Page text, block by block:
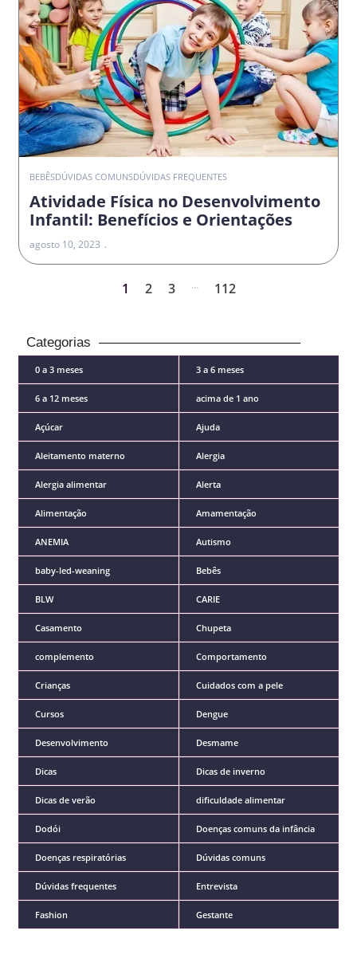
BEBÊSDÚVIDAS COMUNSDÚVIDAS FREQUENTES
Atividade Física no Desenvolvimento
Infantil: Benefícios e Orientações
agosto 10, 2023
1 2 3 ... 112
Categorias
0 a 3 meses 3 a 6 meses
6 a 12 meses acima de 1 ano
Açúcar Ajuda
Aleitamento materno Alergia
Alergia alimentar Alerta
Alimentação Amamentação
ANEMIA Autismo
baby-led-weaning Bebês
BLW CARIE
Casamento Chupeta
complemento Comportamento
Crianças Cuidados com a pele
Cursos Dengue
Desenvolvimento Desmame
Dicas Dicas de inverno
Dicas de verão dificuldade alimentar
Dodói Doenças comuns da infância
Doenças respiratórias Dúvidas comuns
Dúvidas frequentes Entrevista
Fashion Gestante